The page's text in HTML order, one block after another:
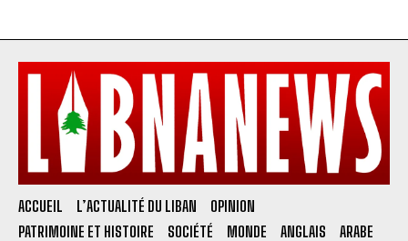
ACCUEIL L’ACTUALITÉ DU LIBAN
OPINION
PATRIMOINE ET HISTOIRE
SOCIÉTÉ MONDE ANGLAIS ARABE